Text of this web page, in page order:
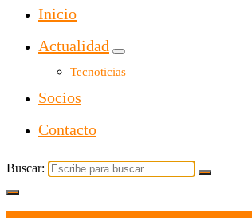
Yacal micro hosting
Inicio
Actualidad
Tecnoticias
Socios
Contacto
Buscar: